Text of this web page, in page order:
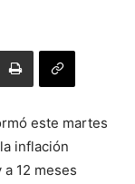
este martes
inflación
12 meses